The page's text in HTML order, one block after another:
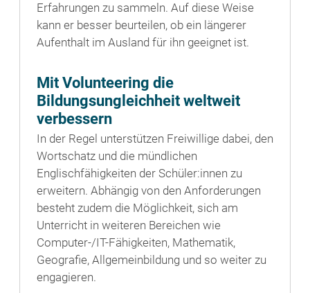
Erfahrungen zu sammeln. Auf diese Weise
kann er besser beurteilen, ob ein längerer
Aufenthalt im Ausland für ihn geeignet ist.
Mit Volunteering die
Bildungsungleichheit weltweit
verbessern
In der Regel unterstützen Freiwillige dabei, den
Wortschatz und die mündlichen
Englischfähigkeiten der Schüler:innen zu
erweitern. Abhängig von den Anforderungen
besteht zudem die Möglichkeit, sich am
Unterricht in weiteren Bereichen wie
Computer-/IT-Fähigkeiten, Mathematik,
Geografie, Allgemeinbildung und so weiter zu
engagieren.